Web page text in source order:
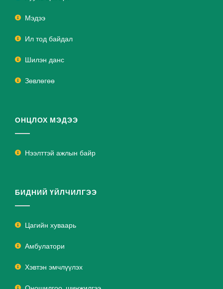
Мэдээ
Ил тод байдал
Шилэн данс
Зөвлөгөө
ОНЦЛОХ МЭДЭЭ
Нээлттэй ажлын байр
БИДНИЙ ҮЙЛЧИЛГЭЭ
Цагийн хуваарь
Амбулатори
Хэвтэн эмчлүүлэх